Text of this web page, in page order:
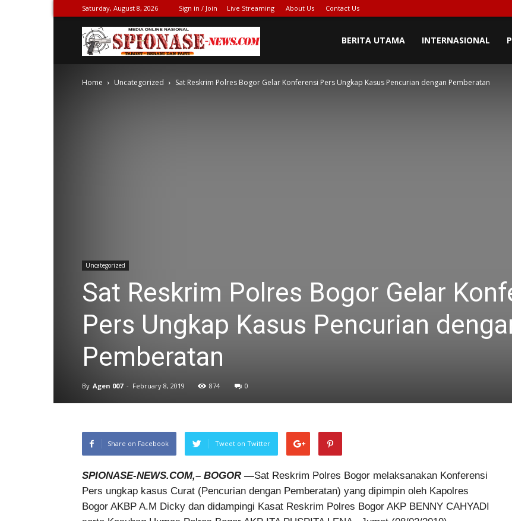
Saturday, August 8, 2026 Sign in / Join Live Streaming About Us Contact Us
SPIONASE-
NEWS[DOT]COM
BERITA UTAMA INTERNASIONAL
Home Uncategorized Sat Reskrim Polres Bogor Gelar Konferensi Pers Ungkap Kasus Pencurian dengan Pemberatan
Uncategorized
Sat Reskrim Polres Bogor Gelar
Pers Ungkap Kasus Pencurian
Pemberatan
By Agen 007 - February 8, 2019 874 0
Share on Facebook Tweet on Twitter
SPIONASE-NEWS.COM,– BOGOR —Sat Reskrim Polres Bogor melaksanakan Konferensi
Pers ungkap kasus Curat (Pencurian dengan Pemberatan) yang dipimpin oleh Kapolres
Bogor AKBP A.M Dicky dan didampingi Kasat Reskrim Polres Bogor AKP BENNY CAHYADI